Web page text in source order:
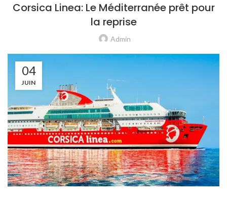
Corsica Linea: Le Méditerranée prêt pour
la reprise
Admin
04
JUIN